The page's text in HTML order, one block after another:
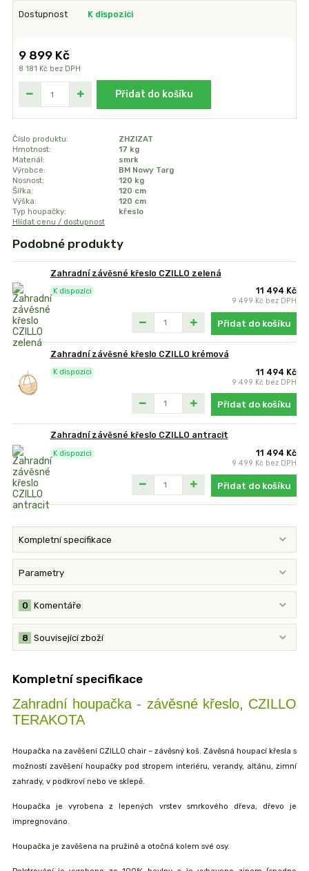
Dostupnost K dispozici
9 899 Kč
8 181 Kč bez DPH
Přidat do košíku
Číslo produktu:
ZHZIZAT
Hmotnost:
17 kg
Materiál:
smrk
Výrobce:
BM Nowy Targ
Nosnost:
120 kg
Šířka:
120 cm
Výška:
120 cm
Typ houpačky:
křeslo
Hlídat cenu / dostupnost
Podobné produkty
Zahradní závěsné křeslo CZILLO zelená
11 494 Kč
9 499 Kč bez DPH
K dispozici
Přidat do košíku
Zahradní závěsné křeslo CZILLO krémová
11 494 Kč
9 499 Kč bez DPH
K dispozici
Přidat do košíku
Zahradní závěsné křeslo CZILLO antracit
11 494 Kč
9 499 Kč bez DPH
K dispozici
Přidat do košíku
Kompletní specifikace
Parametry
Komentáře
0
Související zboží
8
Kompletní specifikace
Zahradní houpačka - závěsné křeslo, CZILLO
TERAKOTA
Houpačka na zavěšení CZILLO chair – závěsný koš. Závěsná houpací křesla s
možností zavěšení houpačky pod stropem interiéru, verandy, altánu, zimní
zahrady, v podkroví nebo ve sklepě.
Houpačka je vyrobena z lepených vrstev smrkového dřeva, dřevo je
impregnováno.
Houpačka je zavěšena na pružině a otočná kolem své osy.